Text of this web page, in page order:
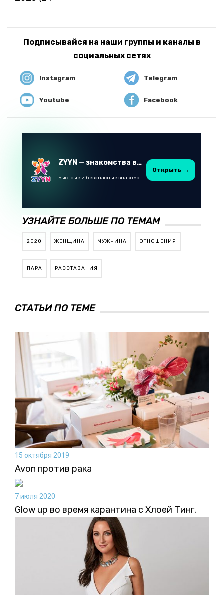
Подписывайся на наши группы и каналы в
социальных сетях
Instagram Telegram
Youtube Facebook
ZYYN — знакомства в Казахстане
Быстрые и безопасные знакомства в Telegram
Открыть →
УЗНАЙТЕ БОЛЬШЕ ПО ТЕМАМ
2020 ЖЕНЩИНА МУЖЧИНА ОТНОШЕНИЯ
ПАРА РАССТАВАНИЯ
СТАТЬИ ПО ТЕМЕ
15 октября 2019
Avon против рака
7 июля 2020
Glow up во время карантина с Хлоей Тинг.